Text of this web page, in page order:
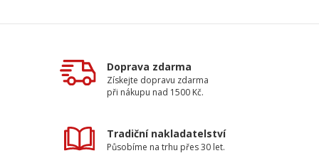
Doprava zdarma
Získejte dopravu zdarma
při nákupu nad 1500 Kč.
Tradiční nakladatelství
Působíme na trhu přes 30 let.